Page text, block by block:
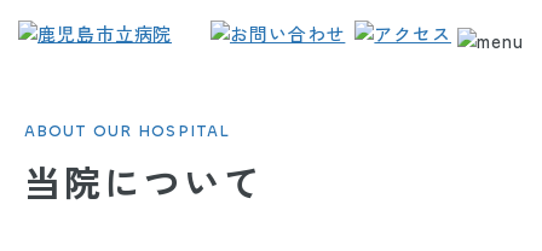
ABOUT OUR HOSPITAL
当院について